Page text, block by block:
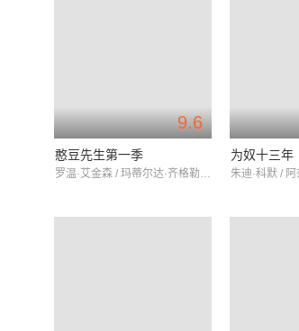
9.6
憨豆先生第一季
罗温·艾金森 / 玛蒂尔达·齐格勒 / 罗宾·德里斯科尔
为奴十三年